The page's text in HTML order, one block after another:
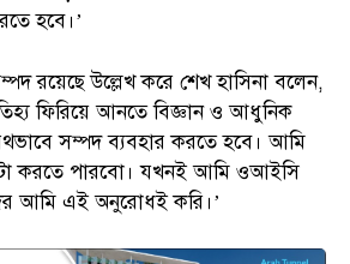
হবে।’
রয়েছে উল্লেখ করে শেখ হাসিনা বলেন,
ফিরিয়ে আনতে বিজ্ঞান ও আধুনিক
সম্পদ ব্যবহার করতে হবে। আমি
করতে পারবো। যখনই আমি ওআইসি
আমি এই অনুরোধই করি।’